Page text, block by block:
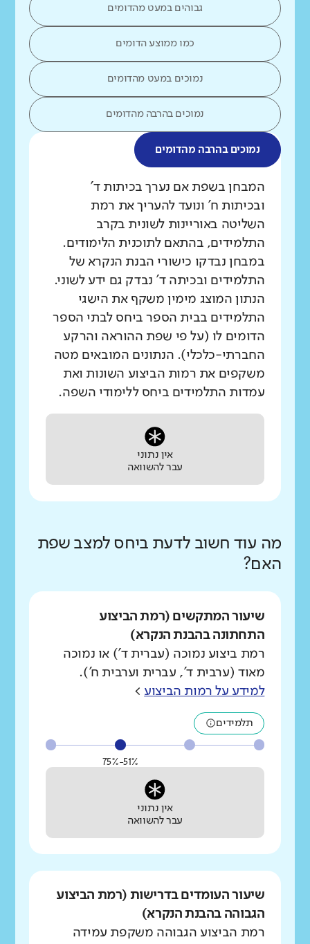
גבוהים במעט מהדומים
כמו ממוצע הדומים
נמוכים במעט מהדומים
נמוכים בהרבה מהדומים
נמוכים בהרבה מהדומים
מה בדקנו?
המבחן בשפת אם נערך בכיתות ד'
ובכיתות ח' ונועד להעריך את רמת
השליטה באוריינות לשונית בקרב
התלמידים, בהתאם לתוכנית הלימודים.
במבחן נבדקו כישורי הבנת הנקרא של
התלמידים ובכיתה ד' נבדק גם ידע לשוני.
הנתון המוצג מימין משקף את הישגי
התלמידים בבית הספר ביחס לבתי הספר
הדומים לו (על פי שפת ההוראה והרקע
החברתי-כלכלי). הנתונים המובאים מטה
משקפים את רמות הביצוע השונות ואת
עמדות התלמידים ביחס ללימודי השפה.
אין נתוני
עבר להשוואה
מה עוד חשוב לדעת ביחס למצב שפת
האם?
שיעור המתקשים (רמת הביצוע
התחתונה בהבנת הנקרא)
רמת ביצוע נמוכה (עברית ד') או נמוכה
מאוד (ערבית ד', עברית וערבית ח').
למידע על רמות הביצוע >
תלמידים
51%-75%
אין נתוני
עבר להשוואה
שיעור העומדים בדרישות (רמת הביצוע
הגבוהה בהבנת הנקרא)
רמת הביצוע הגבוהה משקפת עמידה